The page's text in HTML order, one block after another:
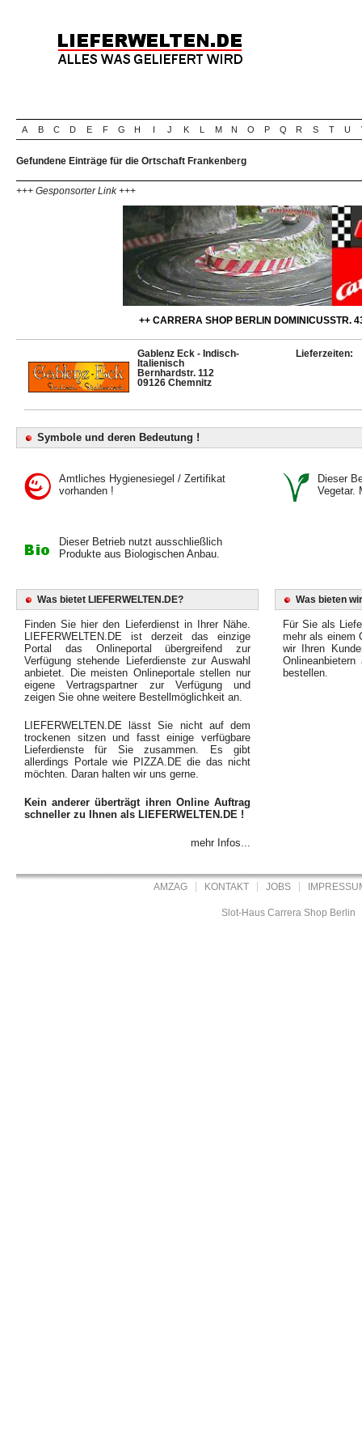
A B C D E F G H I J K L M N O P Q R S T U
Gefundene Einträge für die Ortschaft Frankenberg
+++ Gesponsorter Link +++
++ CARRERA SHOP BERLIN DOMINICUSSTR.
Gablenz Eck - Indisch-
Italienisch
Bernhardstr. 112
09126 Chemnitz
Lieferzeiten:
Symbole und deren Bedeutung !
Amtliches Hygienesiegel / Zertifikat
vorhanden !
Dieser
Vegetar.
Dieser Betrieb nutzt ausschließlich
Produkte aus Biologischen Anbau.
Was bietet LIEFERWELTEN.DE?
Finden Sie hier den Lieferdienst in Ihrer Nähe.
LIEFERWELTEN.DE ist derzeit das einzige
Portal das Onlineportal übergreifend zur
Verfügung stehende Lieferdienste zur Auswahl
anbietet. Die meisten Onlineportale stellen nur
eigene Vertragspartner zur Verfügung und
zeigen Sie ohne weitere Bestellmöglichkeit an.
LIEFERWELTEN.DE lässt Sie nicht auf dem
trockenen sitzen und fasst einige verfügbare
Lieferdienste für Sie zusammen. Es gibt
allerdings Portale wie PIZZA.DE die das nicht
möchten. Daran halten wir uns gerne.
Kein anderer überträgt ihren Online Auftrag
schneller zu Ihnen als LIEFERWELTEN.DE !
mehr Infos...
Was bieten
Für Sie als
mehr als einem
wir Ihren
bestellen.
AMZAG KONTAKT JOBS
Slot-Haus Carrera Shop Berlin